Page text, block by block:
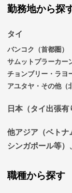
勤務地から探
タイ
バンコク（首都圏）
サムットプラーカー
チョンブリー・ラヨ
アユタヤ・その他（
日本（タイ出張有
他アジア（ベト
シンガポール等）
職種から探す